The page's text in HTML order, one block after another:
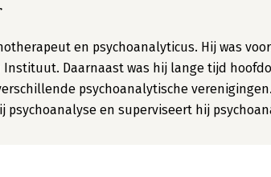
en psychoanalyticus. Hij was
Daarnaast was hij lange tijd
psychoanalytische
en superviseert hij